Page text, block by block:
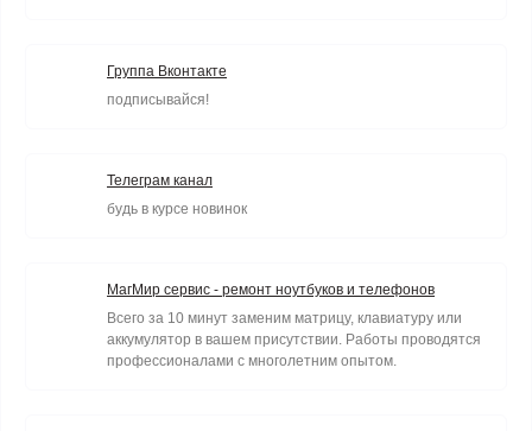
Группа Вконтакте
подписывайся!
Телеграм канал
будь в курсе новинок
МагМир сервис - ремонт ноутбуков и телефонов
Всего за 10 минут заменим матрицу, клавиатуру или
аккумулятор в вашем присутствии. Работы проводятся
профессионалами с многолетним опытом.